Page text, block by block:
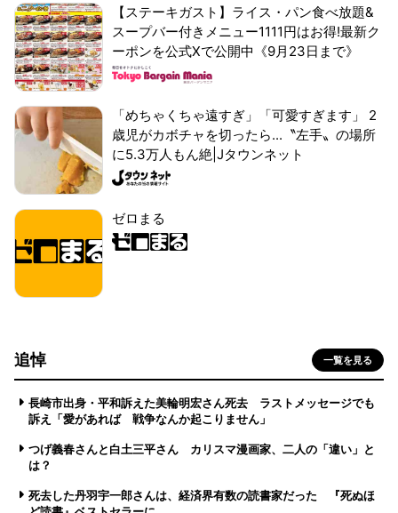
【ステーキガスト】ライス・パン食べ放題&
スープバー付きメニュー1111円はお得!最新ク
ーポンを公式Xで公開中《9月23日まで》
「めちゃくちゃ遠すぎ」「可愛すぎます」 2
歳児がカボチャを切ったら...〝左手〟の場所
に5.3万人もん絶|Jタウンネット
ゼロまる
追悼 一覧を見る
長崎市出身・平和訴えた美輪明宏さん死去 ラストメッセージでも
訴え「愛があれば 戦争なんか起こりません」
つげ義春さんと白土三平さん カリスマ漫画家、二人の「違い」と
は？
死去した丹羽宇一郎さんは、経済界有数の読書家だった 『死ぬほ